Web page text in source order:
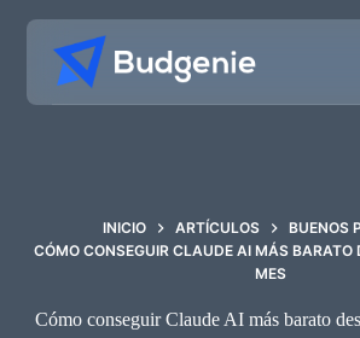
contenido
INICIO ARTÍCULOS
BUENOS
CÓMO CONSEGUIR CLAUDE AI MÁS BARATO
MES
Cómo conseguir Claude AI más barato